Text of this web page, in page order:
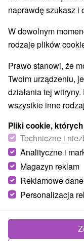
Wsie i miasta
Oravská Polhora(1)
Wieża
Oravská Lesná
naprawdę szukasz i
W dowolnym
rodzaje plików
Prawo stanowi, że
Twoim urządzeniu,
działania tej
wszystkie inne
Pliki cookie,
Techniczne i
Analityczne i
Magazyn reklam
Reklamowe
Personalizacja